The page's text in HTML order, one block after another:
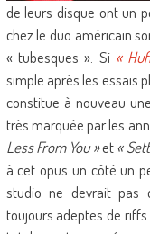
de leurs disque ont un
chez le duo américain
« tubesques ». Si «
simple après les essais
constitue à nouveau
très marquée par les
Less From You »et«
à cet opus un côté un
studio ne devrait pas
toujours adeptes de riffs